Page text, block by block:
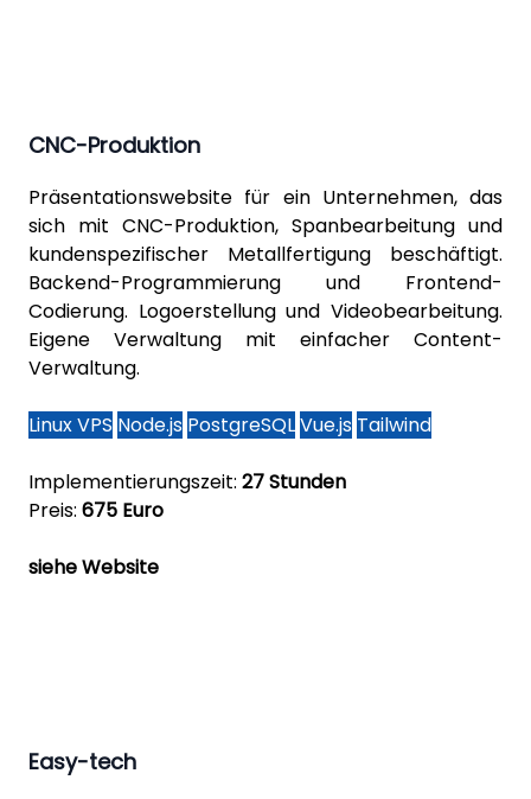
CNC-Produktion
Präsentationswebsite für ein Unternehmen, das
sich mit CNC-Produktion, Spanbearbeitung und
kundenspezifischer Metallfertigung beschäftigt.
Backend-Programmierung und Frontend-
Codierung. Logoerstellung und Videobearbeitung.
Eigene Verwaltung mit einfacher Content-
Verwaltung.
Linux VPS Node.js PostgreSQLVue.js Tailwind
Implementierungszeit: 27 Stunden
Preis: 675 Euro
siehe Website
Easy-tech